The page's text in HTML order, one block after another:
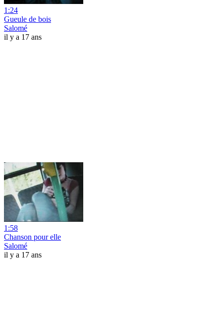
1:24
Gueule de bois
Salomé
il y a 17 ans
1:58
Chanson pour elle
Salomé
il y a 17 ans